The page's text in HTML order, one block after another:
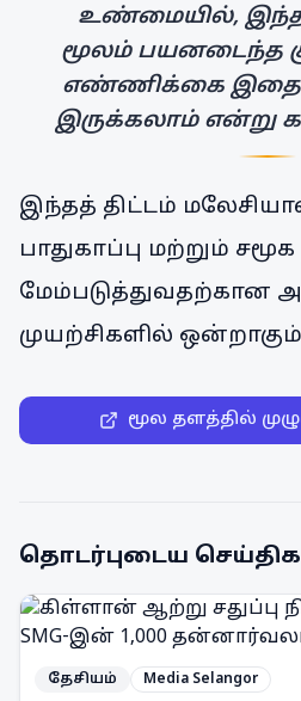
உண்மையில், இந்த
மூலம் பயனடைந்த
எண்ணிக்கை
இருக்கலாம் என்று
இந்தத் திட்டம்
பாதுகாப்பு மற்றும்
மேம்படுத்துவதற்கான
முயற்சிகளில்
மூல தளத்தில்
தொடர்புடைய
தேசியம் Media Selangor